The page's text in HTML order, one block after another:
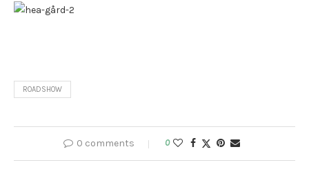
ROADSHOW
0 comments 0